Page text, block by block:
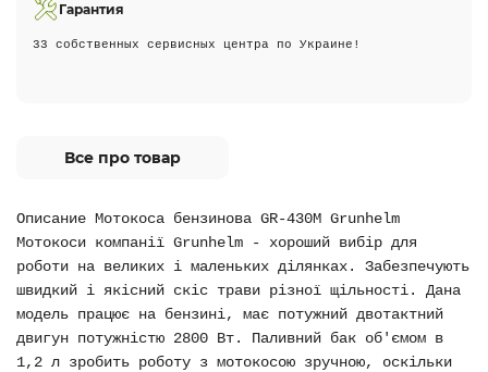
Гарантия
33 собственных сервисных центра по Украине!
Все про товар
Описание Мотокоса бензинова GR-430M Grunhelm
Мотокоси компанії Grunhelm - хороший вибір для
роботи на великих і маленьких ділянках. Забезпечують
швидкий і якісний скіс трави різної щільності. Дана
модель працює на бензині, має потужний двотактний
двигун потужністю 2800 Вт. Паливний бак об'ємом в
1,2 л зробить роботу з мотокосою зручною, оскільки